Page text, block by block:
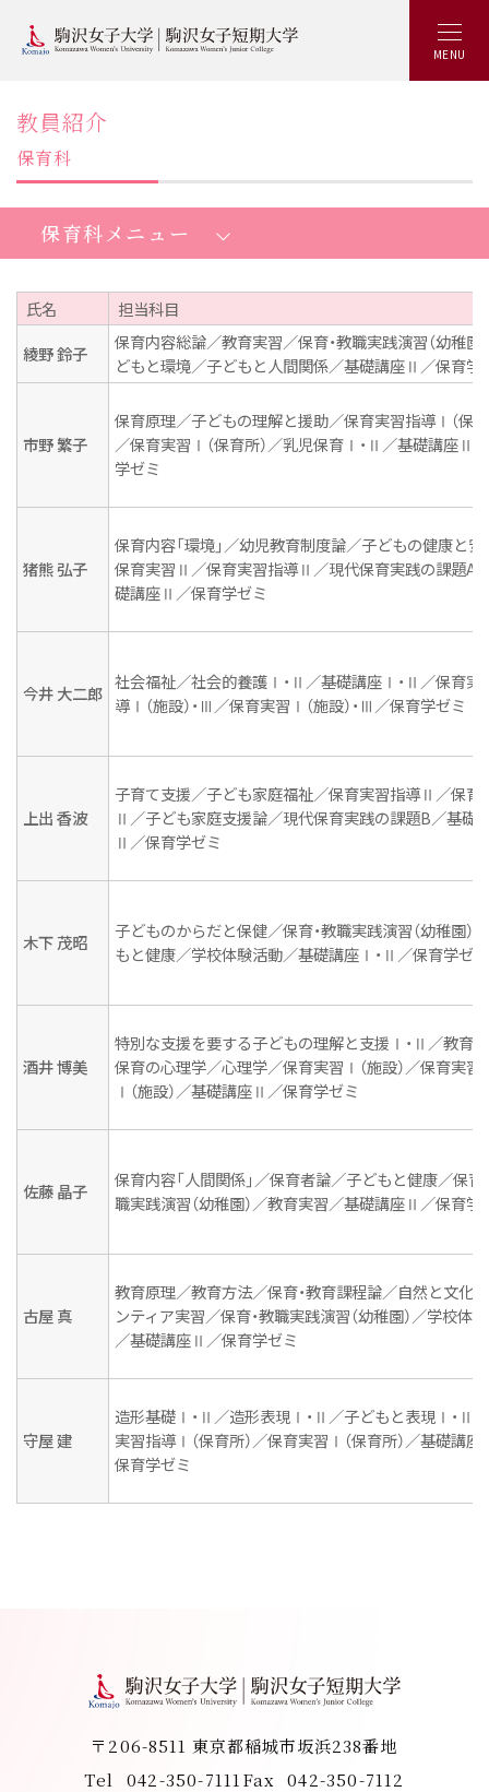
MENU
教員紹介
保育科
氏名
担当科目
綾野 鈴子
保育内容総論／教育実習／保育・教職実践演習（幼稚園
どもと環境／子どもと人間関係／基礎講座Ⅱ／保育学
市野 繁子
保育原理／子どもの理解と援助／保育実習指導Ⅰ（保育
／保育実習Ⅰ（保育所）／乳児保育Ⅰ・Ⅱ／基礎講座Ⅱ
学ゼミ
猪熊 弘子
保育内容「環境」／幼児教育制度論／子どもの健康と安
保育実習Ⅱ／保育実習指導Ⅱ／現代保育実践の課題A
礎講座Ⅱ／保育学ゼミ
今井 大二郎
社会福祉／社会的養護Ⅰ・Ⅱ／基礎講座Ⅰ・Ⅱ／保育実
導Ⅰ（施設）・Ⅲ／保育実習Ⅰ（施設）・Ⅲ／保育学ゼミ
上出 香波
子育て支援／子ども家庭福祉／保育実習指導Ⅱ／保育
Ⅱ／子ども家庭支援論／現代保育実践の課題B／基礎
Ⅱ／保育学ゼミ
木下 茂昭
子どものからだと保健／保育・教職実践演習（幼稚園）
もと健康／学校体験活動／基礎講座Ⅰ・Ⅱ／保育学ゼミ
酒井 博美
特別な支援を要する子どもの理解と支援Ⅰ・Ⅱ／教育
保育の心理学／心理学／保育実習Ⅰ（施設）／保育実習
Ⅰ（施設）／基礎講座Ⅱ／保育学ゼミ
佐藤 晶子
保育内容「人間関係」／保育者論／子どもと健康／保育
職実践演習（幼稚園）／教育実習／基礎講座Ⅱ／保育学
古屋 真
教育原理／教育方法／保育・教育課程論／自然と文化
ンティア実習／保育・教職実践演習（幼稚園）／学校体
／基礎講座Ⅱ／保育学ゼミ
守屋 建
造形基礎Ⅰ・Ⅱ／造形表現Ⅰ・Ⅱ／子どもと表現Ⅰ・Ⅱ
実習指導Ⅰ（保育所）／保育実習Ⅰ（保育所）／基礎講
保育学ゼミ
保育科メニュー
短期大学保育科：トップ
魅力いっぱいKOMAJOの特徴
最新の学び
少人数制ゼミ
施設
付属幼稚園
継続サポート
伝統と継承
学びの概要
資格・免許&就職・進学実績
カリキュラム
教員紹介
ニュース&トピックス
2027年度 新たな入試がはじまります！
保育科ニュース
授業紹介
こまざわ幼稚園との交流
卒業生の今
〒206-8511 東京都稲城市坂浜238番地
Tel
042-350-7111 Fax 042-350-7112